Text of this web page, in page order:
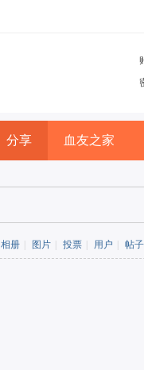
分享 血友之家
相册 图片 投票 用户 帖子